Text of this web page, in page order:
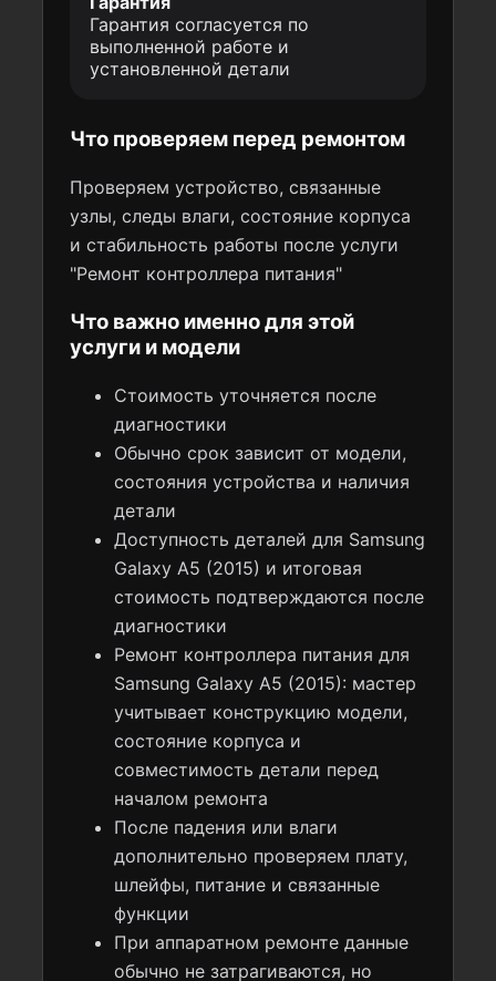
Гарантия согласуется по
выполненной работе и
установленной детали
Что проверяем перед ремонтом
Проверяем устройство, связанные
узлы, следы влаги, состояние корпуса
и стабильность работы после услуги
"Ремонт контроллера питания"
Что важно именно для этой
услуги и модели
Стоимость уточняется после
диагностики
Обычно срок зависит от модели,
состояния устройства и наличия
детали
Доступность деталей для Samsung
Galaxy A5 (2015) и итоговая
стоимость подтверждаются после
диагностики
Ремонт контроллера питания для
Samsung Galaxy A5 (2015): мастер
учитывает конструкцию модели,
состояние корпуса и
совместимость детали перед
началом ремонта
После падения или влаги
дополнительно проверяем плату,
шлейфы, питание и связанные
функции
При аппаратном ремонте данные
обычно не затрагиваются, но